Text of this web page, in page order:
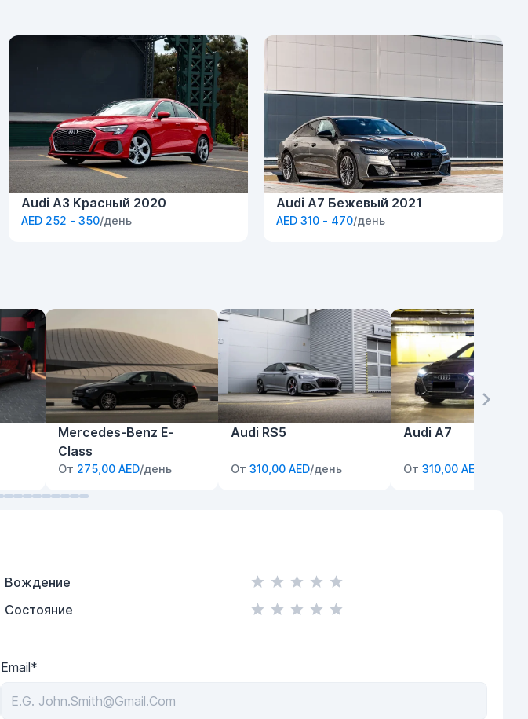
Audi A3 Красный 2020
AED 252 - 350/день
Audi A7 Бежевый 2021
AED 310 - 470/день
Mercedes-Benz E-
Class
От 275,00 AED/день
Audi RS5
От 310,00 AED/день
Audi A7
От 310,00 AED
Вождение
Состояние
Email*